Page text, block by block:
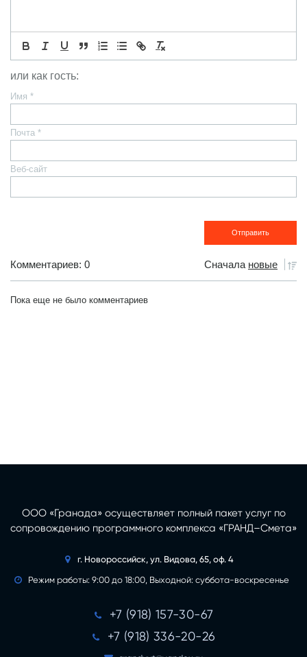
или как гость:
Имя *
Почта *
Веб-сайт
Комментариев: 0 Сначала новые
Пока еще не было комментариев
ООО «Гранада» осуществляет полный пакет услуг по
сопровождению программного комплекса «ГРАНД–Смета»
 г. Новороссийск, ул. Видова, 65, оф. 4
 Режим работы: 9:00 до 18:00, Выходной: суббота-воскресенье
 +7 (918) 157-30-67
 +7 (918) 336-20-26